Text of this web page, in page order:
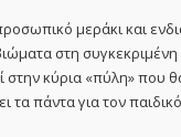
μεράκι και
στη
στην κύρια «πύλη» που
τα πάντα για τον